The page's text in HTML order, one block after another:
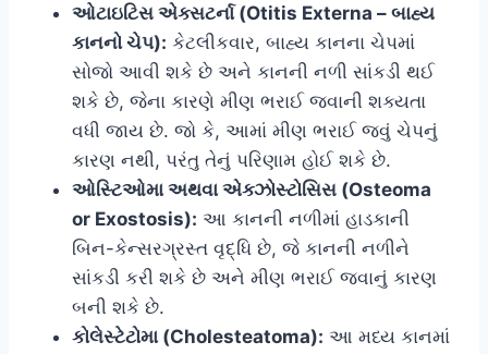
ઓટાઇટિસ એક્સટર્ના (Otitis Externa – બાહ્ય
કાનનો ચેપ): કેટલીકવાર, બાહ્ય કાનના ચેપમાં
સોજો આવી શકે છે અને કાનની નળી સાંકડી થઈ
શકે છે, જેના કારણે મીણ ભરાઈ જવાની શક્યતા
વધી જાય છે. જો કે, આમાં મીણ ભરાઈ જવું ચેપનું
કારણ નથી, પરંતુ તેનું પરિણામ હોઈ શકે છે.
ઓસ્ટિઓમા અથવા એક્ઝોસ્ટોસિસ (Osteoma
or Exostosis): આ કાનની નળીમાં હાડકાની
બિન-કેન્સરગ્રસ્ત વૃદ્ધિ છે, જે કાનની નળીને
સાંકડી કરી શકે છે અને મીણ ભરાઈ જવાનું કારણ
બની શકે છે.
કોલેસ્ટેટોમા (Cholesteatoma): આ મધ્ય કાનમાં